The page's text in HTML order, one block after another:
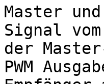
Master
Signal
der
PWM